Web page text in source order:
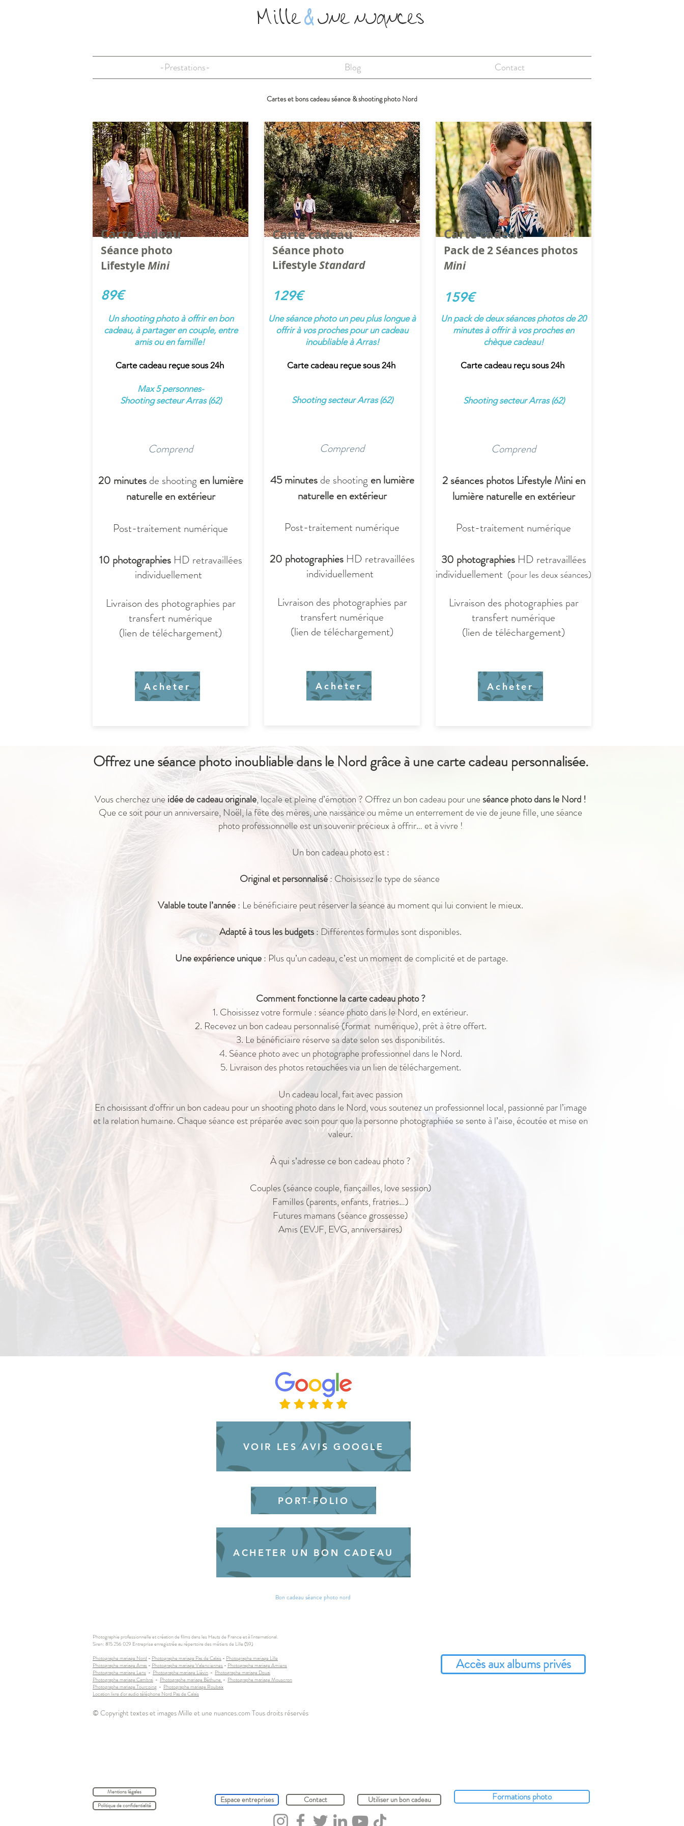
Mille&une nuances
-Prestations- Blog Contact
Cartes et bons cadeau séance & shooting photo Nord
Carte cadeau
Séance photo
LifestyleMini
89€
Un shooting photo à offrir en bon
cadeau, à partager en couple, entre
amis ou en famille!
Carte cadeau reçue sous 24h
Max 5 personnes-
Shooting secteur Arras (62)
Comprend
20 minutes de shooting en lumière
naturelle en extérieur
Post-traitement numérique
10 photographiesHD retravaillées
individuellement
Livraison des photographies par
transfert numérique
(lien de téléchargement)
Acheter
Carte cadeau
Séance photo
LifestyleStandard
129€
Une séance photo un peu plus longue à
offrir à vos proches pour un cadeau
inoubliable à Arras!
Carte cadeau reçue sous 24h
Shooting secteur Arras (62)
Comprend
45 minutes de shooting en lumière
naturelle en extérieur
Post-traitement numérique
20 photographiesHD retravaillées
individuellement
Livraison des photographies par
transfert numérique
(lien de téléchargement)
Acheter
Carte cadeau
Pack de 2 Séances photos
Mini
159€
Un pack de deux séances photos de 20
minutes à offrir à vos proches en
chèque cadeau!
Carte cadeau reçu sous 24h
Shooting secteur Arras (62)
Comprend
2 séances photos Lifestyle Mini en
lumière naturelle en extérieur
Post-traitement numérique
30 photographiesHD retravaillées
individuellement (pour les deux séances)
Livraison des photographies par
transfert numérique
(lien de téléchargement)
Acheter
Scroll Down
Offrez une séance photo inoubliable dans le Nord grâce à une carte cadeau personnalisée.
Vous cherchez une idée de cadeau originale, locale et pleine d’émotion ? Offrez un bon cadeau pour une séance photo dans le Nord !
Que ce soit pour un anniversaire, Noël, la fête des mères, une naissance ou même un enterrement de vie de jeune fille, une séance
photo professionnelle est un souvenir précieux à offrir… et à vivre !
Un bon cadeau photo est :
Original et personnalisé: Choisissez le type de séance
Valable toute l’année: Le bénéficiaire peut réserver la séance au moment qui lui convient le mieux.
Adapté à tous les budgets: Différentes formules sont disponibles.
Une expérience unique: Plus qu’un cadeau, c’est un moment de complicité et de partage.
Comment fonctionne la carte cadeau photo ?
Choisissez votre formule : séance photo dans le Nord, en extérieur.
Recevez un bon cadeau personnalisé (format numérique), prêt à être offert.
Le bénéficiaire réserve sa date selon ses disponibilités.
Séance photo avec un photographe professionnel dans le Nord.
Livraison des photos retouchées via un lien de téléchargement.
Un cadeau local, fait avec passion
En choisissant d'offrir un bon cadeau pour un shooting photo dans le Nord, vous soutenez un professionnel local, passionné par l’image
et la relation humaine. Chaque séance est préparée avec soin pour que la personne photographiée se sente à l’aise, écoutée et mise en
valeur.
À qui s’adresse ce bon cadeau photo ?
Couples (séance couple, fiançailles, love session)
Familles (parents, enfants, fratries…)
Futures mamans (séance grossesse)
Amis (EVJF, EVG, anniversaires)
VOIR LES AVIS GOOGLE
PORT-FOLIO
ACHETER UN BON CADEAU
Bon cadeau séance photo nord
Photographie professionnelle et création de films dans les Hauts de France et à l'international.
Siren: 815 256 029 Entreprise enregistrée au répertoire des métiers de Lille (59)
Photographe mariage Nord - Photographe mariage Pas de Calais - Photographe mariage Lille
Photographe mariage Arras - Photographe mariage Valenciennes - Photographe mariage Amiens
Photographe mariage Lens - Photographe mariage Liévin - Photographe mariage Douai
Photographe mariage Cambrai - Photographe mariage Béthune - Photographe mariage Mouscron
Photographe mariage Tourcoing - Photographe mariage Roubaix
Location livre d'or audio téléphone Nord Pas de Calais
Accès aux albums privés
© Copyright textes et images Mille et une nuances.com Tous droits réservés
Mentions légales
Politique de confidentialité
Espace entreprises Contact Utiliser un bon cadeau Formations photo